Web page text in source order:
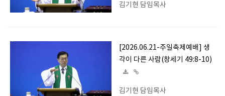
김기현 담임목사
[2026.06.21-주일축제예배] 생
각이 다른 사람(창세기 49:8-10)
김기현 담임목사